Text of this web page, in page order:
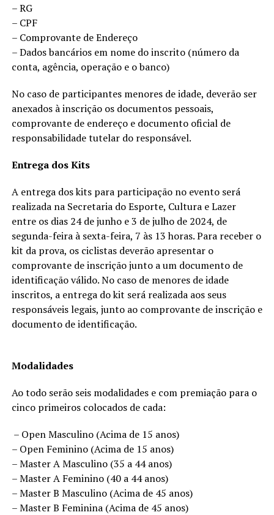
– RG
– CPF
– Comprovante de Endereço
– Dados bancários em nome do inscrito (número da
conta, agência, operação e o banco)
No caso de participantes menores de idade, deverão ser
anexados à inscrição os documentos pessoais,
comprovante de endereço e documento oficial de
responsabilidade tutelar do responsável.
Entrega dos Kits
A entrega dos kits para participação no evento será
realizada na Secretaria do Esporte, Cultura e Lazer
entre os dias 24 de junho e 3 de julho de 2024, de
segunda-feira à sexta-feira, 7 às 13 horas. Para receber o
kit da prova, os ciclistas deverão apresentar o
comprovante de inscrição junto a um documento de
identificação válido. No caso de menores de idade
inscritos, a entrega do kit será realizada aos seus
responsáveis legais, junto ao comprovante de inscrição e
documento de identificação.
Modalidades
Ao todo serão seis modalidades e com premiação para o
cinco primeiros colocados de cada:
– Open Masculino (Acima de 15 anos)
– Open Feminino (Acima de 15 anos)
– Master A Masculino (35 a 44 anos)
– Master A Feminino (40 a 44 anos)
– Master B Masculino (Acima de 45 anos)
– Master B Feminina (Acima de 45 anos)